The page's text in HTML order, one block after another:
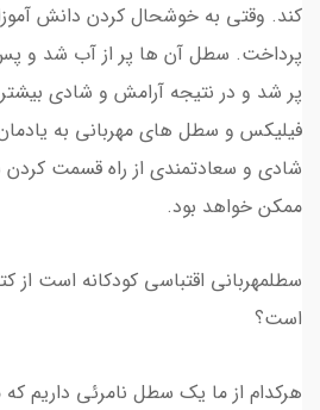
کند. وقتی به خوشحال کردن دانش
پرداخت. سطل آن ها پر از آب شد و
پر شد و در نتیجه آرامش و شادی
فیلیکس و سطل های مهربانی به
شادی و سعادتمندی از راه قسمت کردن
ممکن خواهد بود.
سطلمهربانی اقتباسی کودکانه است از
است؟
هرکدام از ما یک سطل نامرئی داریم